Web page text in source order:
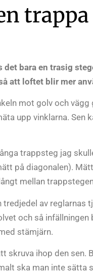
trappa
det bara en trasig
att loftet blir mer
mot golv och vägg
upp vinklarna. Sen
trappsteg jag
på diagonalen).
mellan
av reglarnas
och så infällningen
stämjärn.
skruva ihop den sen.
ska man inte sätta